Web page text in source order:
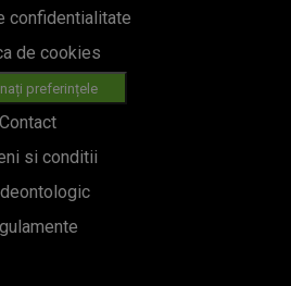
confidentialitate
de cookies
preferințele
Contact
si conditii